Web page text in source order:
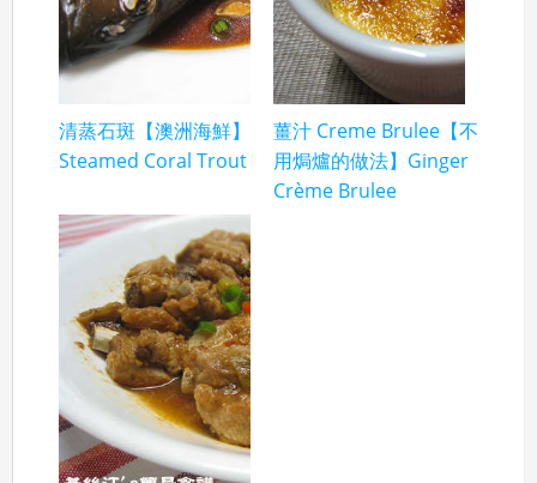
清蒸石斑【澳洲海鮮】
Steamed Coral Trout
薑汁 Creme Brulee【不
用焗爐的做法】Ginger
Crème Brulee